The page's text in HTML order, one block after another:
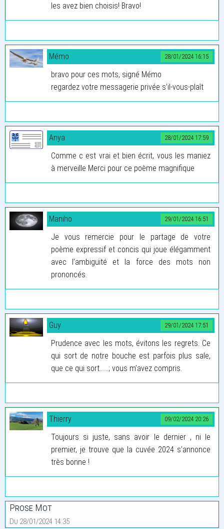
les avez bien choisis! Bravo!
28/01/2024 16:15
Mémo
bravo pour ces mots, signé Mémo
regardez votre messagerie privée s’il-vous-plaît
28/01/2024 17:59
Anya
Comme c est vrai et bien écrit, vous les maniez
à merveille Merci pour ce poème magnifique
29/01/2024 16:51
Maniho
Je vous remercie pour le partage de votre
poème expressif et concis qui joue élégamment
avec l’ambiguïté et la force des mots non
prononcés.
29/01/2024 17:51
Guy
Prudence avec les mots, évitons les regrets. Ce
qui sort de notre bouche est parfois plus sale,
que ce qui sort......; vous m’avez compris.
09/02/2024 20:26
Thierry
Toujours si juste, sans avoir le dernier , ni le
premier, je trouve que la cuvée 2024 s’annonce
très bonne !
Prose Mot
Du 28/01/2024 14:35